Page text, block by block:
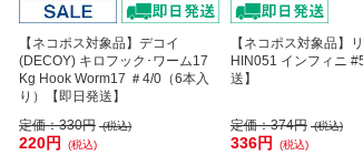
【ネコポス対象品】デコイ
(DECOY) キロフック･ワーム17
Kg Hook Worm17 ＃4/0（6本入
り）【即日発送】
定価：330円 (税込)
220円 (税込)
【ネコポス対象品】
HIN051 インフィニ
送】
定価：374円 (税込)
336円 (税込)